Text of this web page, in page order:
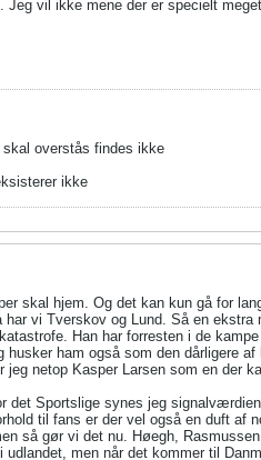
Jeg vil ikke mene der er specielt
overstås findes ikke
ikke
skal hjem. Og det kan kun gå for
har vi Tverskov og Lund. Så en
Han har forresten i de
husker ham også som den dårligere
jeg netop Kasper Larsen som en der
det Sportslige synes jeg
til fans er der vel også en duft af
så gør vi det nu. Høegh,
men når det kommer til